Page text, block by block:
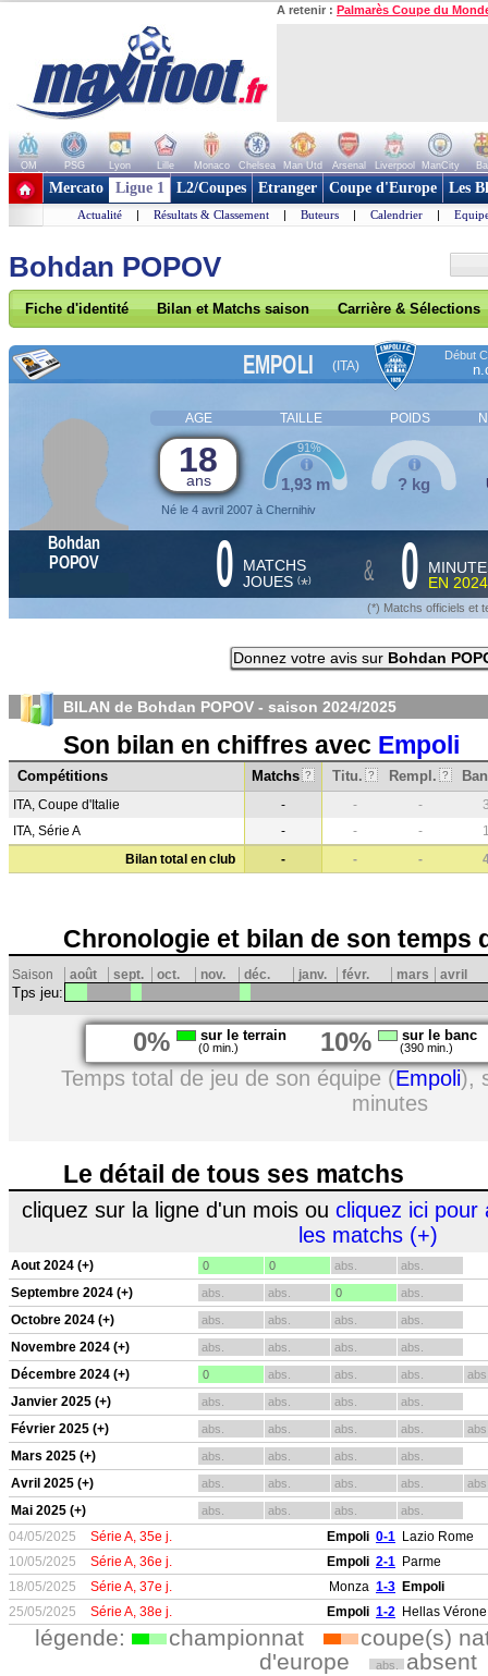
A retenir : Palmarès Coupe du
OM PSG Lyon Lille Monaco Chelsea Man Utd Arsenal Liverpool ManCity
+ de clubs
Mercato Ligue 1 L2/Coupes Etranger Coupe d'Europe Les
Actualité | Résultats & Classement | Buteurs | Calendrier |
Bohdan POPOV
Fiche d'identité Bilan et Matchs saison Carrière & Sélections
EMPOLI (ITA)
Début
AGE TAILLE POIDS
18
ans
Né le 4 avril 2007 à Chernihiv
1,93 m
91%
? kg
Bohdan
POPOV
0 MATCHS
JOUES (*) & 0
EN
(*) Matchs officiels et
Donnez votre avis sur Bohdan
BILAN de Bohdan POPOV - saison 2024/2025
Son bilan en chiffres avec Empoli
Compétitions Matchs ? Titu. ? Rempl. ?
ITA, Coupe d'Italie - - -
ITA, Série A
- - -
Bilan total en club
- - -
Chronologie et bilan de son temps
Saison août sept. oct. nov. déc. janv. févr. mars avril
Tps jeu:
0% sur le terrain
(0 min.) 10% sur le banc
(390 min.)
Temps total de jeu de son équipe (Empoli),
minutes
Le détail de tous ses matchs
cliquez sur la ligne d'un mois ou cliquez ici pour
les matchs (+)
Aout 2024 (+) 0 0 abs. abs.
Septembre 2024 (+) abs. abs. 0 abs.
Octobre 2024 (+) abs. abs. abs. abs.
Novembre 2024 (+) abs. abs. abs. abs.
Décembre 2024 (+) 0 abs. abs. abs.
Janvier 2025 (+) abs. abs. abs. abs.
Février 2025 (+) abs. abs. abs. abs.
Mars 2025 (+) abs. abs. abs. abs.
Avril 2025 (+) abs. abs. abs. abs.
Mai 2025 (+) abs. abs. abs. abs.
04/05/2025 Série A, 35e j. Empoli 0-1 Lazio Rome
10/05/2025
Série A, 36e j. Empoli 2-1 Parme
18/05/2025
Série A, 37e j. Monza 1-3 Empoli
25/05/2025
Série A, 38e j. Empoli 1-2 Hellas Vérone
légende: championnat
coupe(s)
d'europe
abs. absent